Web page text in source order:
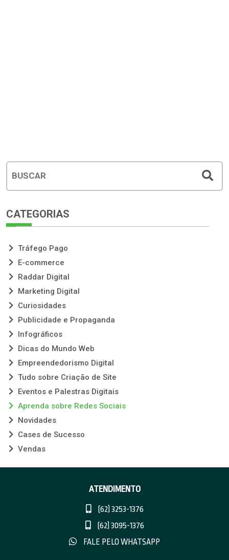
CATEGORIAS
Tráfego Pago
E-commerce
Raddar Digital
Marketing Digital
Curiosidades
Publicidade e Propaganda
Infográficos
Dicas do Mundo Web
Empreendedorismo Digital
Tudo sobre Criação de Site
Eventos e Palestras Digitais
Aprenda sobre Redes Sociais
Novidades
Cases de Sucesso
Vendas
ATENDIMENTO
(62) 3253-1376
(62) 3095-1376
FALE PELO WHATSAPP